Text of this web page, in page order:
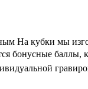
На кубки мы
бонусные